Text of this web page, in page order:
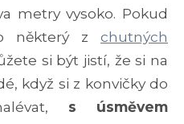
metry vysoko. Pokud
některý z chutných
si být jistí, že si na
když si z konvičky do
s úsměvem